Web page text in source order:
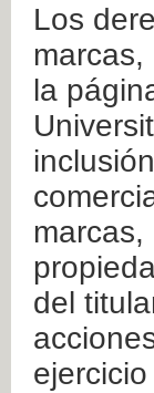
Los
la
del